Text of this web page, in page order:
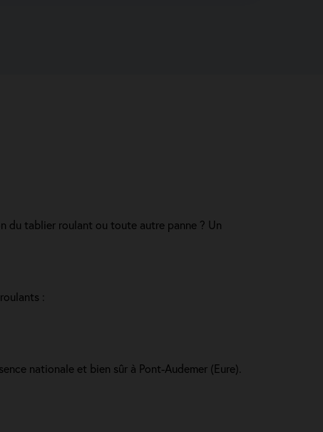
du tablier roulant ou toute autre panne ? Un
:
nationale et bien sûr à Pont-Audemer (Eure).